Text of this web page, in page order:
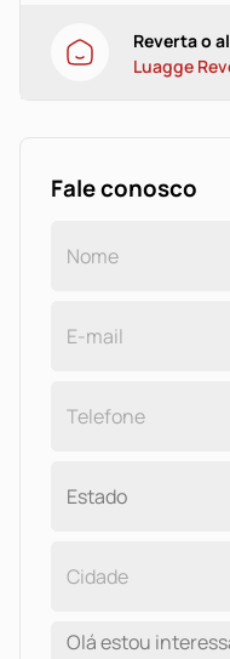
Reverta o
Luagge
Fale conosco